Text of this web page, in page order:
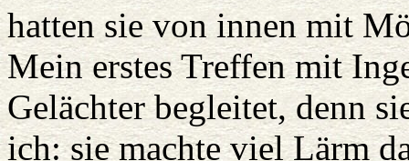
hatten sie von innen mit
Mein erstes Treffen mit
Gelächter begleitet, denn
ich: sie machte viel Lärm